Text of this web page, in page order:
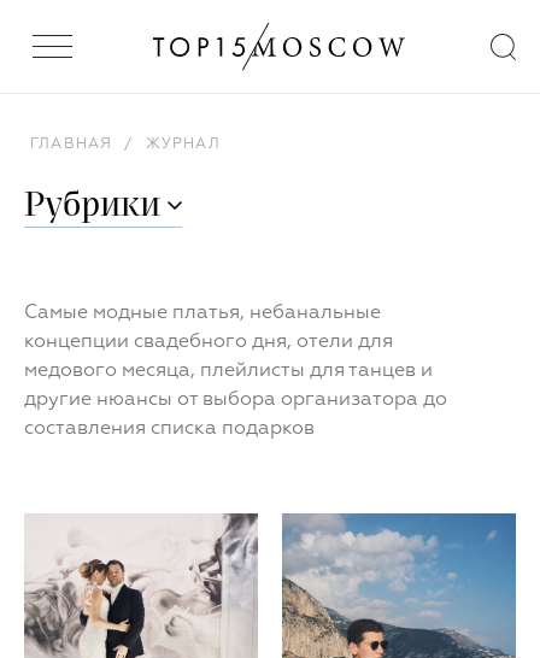
ГЛАВНАЯ / ЖУРНАЛ
Рубрики
Самые модные платья, небанальные
концепции свадебного дня, отели для
медового месяца, плейлисты для танцев и
другие нюансы от выбора организатора до
составления списка подарков